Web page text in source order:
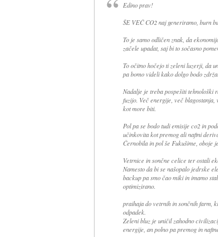
Edino prav!
ŠE VEČ CO2 naj generiramo, burn
To je samo odličen znak, da
začele upadat, saj bi to sočasno
To očitno hočejo ti zeleni luzerji, da
pa bomo videli kako dolgo bodo
Nadalje je treba pospešiti tehnološki
fuzijo. Več energije, več
kot more biti.
Pol pa se bodo tudi emisije co2 in
učinkovita kot premog ali naftni
Černobila in pol še Fukušime, oboje
Vetrnice in sončne celice ter ostali
Namesto da bi se našopalo jedrske
backup pa smo čao miki in imamo
optimizirano.
praihaja do vetrnih in sončnih farm,
odpadek.
Zeleni bluz je uničil zahodno
energije, an polno pa premog in